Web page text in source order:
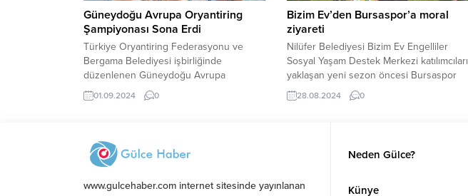
Güneydoğu Avrupa Oryantiring
Şampiyonası Sona Erdi
Türkiye Oryantiring Federasyonu ve
Bergama Belediyesi işbirliğinde
düzenlenen Güneydoğu Avrupa
Oryantiting Şampiyonası (SEEOC) sona
erdi.
01.09.2024 0
Bizim Ev’den Bursaspor’a moral
ziyareti
Nilüfer Belediyesi Bizim Ev Engelliler
Sosyal Yaşam Destek Merkezi katılımcıları
yaklaşan yeni sezon öncesi Bursaspor
tesislerini ziyaret ederek, futbolculara
başarı dilediler.
28.08.2024 0
www.gulcehaber.com internet sitesinde yayınlanan
Neden Gülce?
Künye